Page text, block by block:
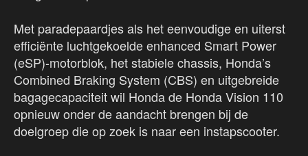
Met paradepaardjes als het eenvoudige en uiterst
efficiënte luchtgekoelde enhanced Smart Power
(eSP)-motorblok, het stabiele chassis, Honda’s
Combined Braking System (CBS) en uitgebreide
bagagecapaciteit wil Honda de Honda Vision 110
opnieuw onder de aandacht brengen bij de
doelgroep die op zoek is naar een instapscooter.